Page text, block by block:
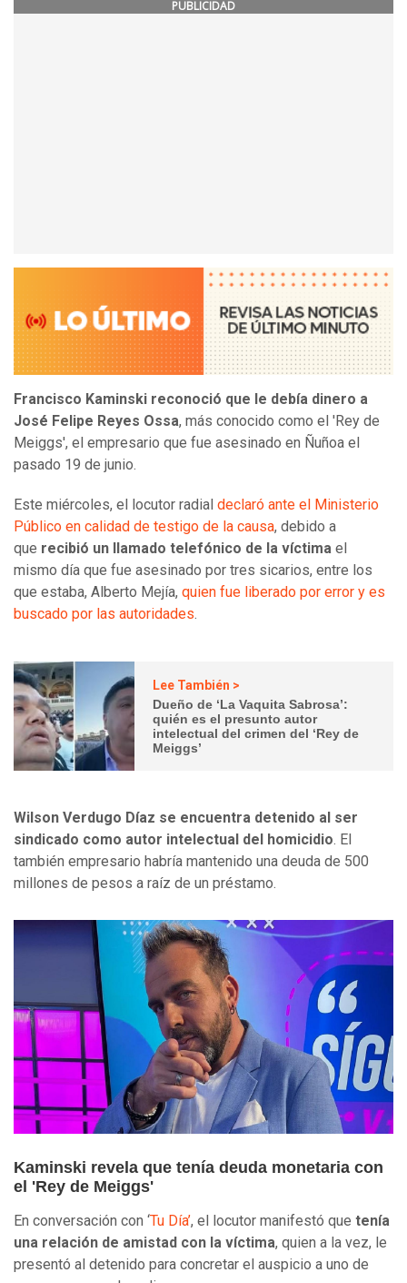
PUBLICIDAD
Francisco Kaminski reconoció que le debía dinero a
José Felipe Reyes Ossa, más conocido como el 'Rey de
Meiggs', el empresario que fue asesinado en Ñuñoa el
pasado 19 de junio.
Este miércoles, el locutor radial declaró ante el Ministerio
Público en calidad de testigo de la causa, debido a
que recibió un llamado telefónico de la víctima el
mismo día que fue asesinado por tres sicarios, entre los
que estaba, Alberto Mejía, quien fue liberado por error y es
buscado por las autoridades.
Lee También >
Dueño de ‘La Vaquita Sabrosa’:
quién es el presunto autor
intelectual del crimen del ‘Rey de
Meiggs’
Wilson Verdugo Díaz se encuentra detenido al ser
sindicado como autor intelectual del homicidio. El
también empresario habría mantenido una deuda de 500
millones de pesos a raíz de un préstamo.
Kaminski revela que tenía deuda monetaria con
el 'Rey de Meiggs'
En conversación con ‘Tu Día’, el locutor manifestó que tenía
una relación de amistad con la víctima, quien a la vez, le
presentó al detenido para concretar el auspicio a uno de